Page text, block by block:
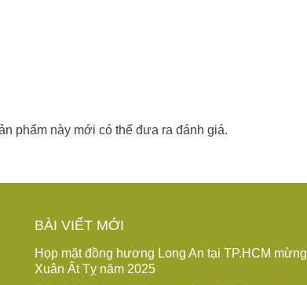
phẩm này mới có thể đưa ra đánh giá.
BÀI VIẾT MỚI
Họp mặt đồng hương Long An tại TP.HCM mừng
Xuân Ất Tỵ năm 2025